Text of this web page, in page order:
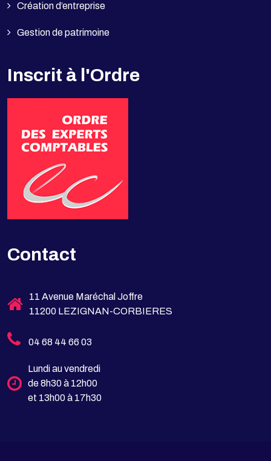
Création d’entreprise
Gestion de patrimoine
Inscrit à l'Ordre
Contact
11 Avenue Maréchal Joffre
11200 LEZIGNAN-CORBIERES
04 68 44 66 03
Lundi au vendredi
de 8h30 à 12h00
et 13h00 à 17h30